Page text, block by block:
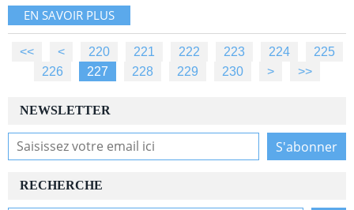
EN SAVOIR PLUS
<< < 200
210
220 221 222 223 224
225
226
227 228 229 230 240
250
260
270
280
290
300
400
500
> >>
NEWSLETTER
RECHERCHE